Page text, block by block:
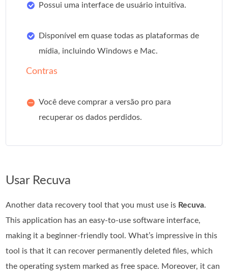
Possui uma interface de usuário intuitiva.
Disponível em quase todas as plataformas de
mídia, incluindo Windows e Mac.
Contras
Você deve comprar a versão pro para
recuperar os dados perdidos.
Usar Recuva
Another data recovery tool that you must use is Recuva.
This application has an easy-to-use software interface,
making it a beginner-friendly tool. What’s impressive in this
tool is that it can recover permanently deleted files, which
the operating system marked as free space. Moreover, it can